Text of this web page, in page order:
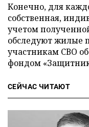
Конечно, для
собственная,
учетом
обследуют жилые
участникам СВО
фондом
СЕЙЧАС ЧИТАЮТ